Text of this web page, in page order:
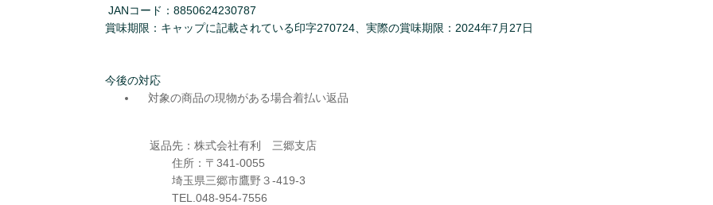
JANコード：8850624230787
賞味期限：キャップに記載されている印字270724、実際の賞味期限：2024年7月27日
今後の対応
対象の商品の現物がある場合着払い返品
返品先：株式会社有利 三郷支店
住所：〒341-0055
埼玉県三郷市鷹野３-419-3
TEL.048-954-7556